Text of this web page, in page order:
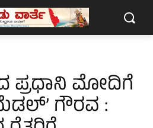
ಪ್ರಧಾನಿ ಮೋದಿಗೆ
ಗೌರವ :